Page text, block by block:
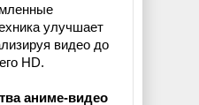
улучшает
видео до
HD.
аниме-видео